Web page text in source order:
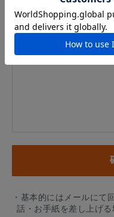
内容
※商品に関するお問い合
わせの場合には、お住ま
・基本的にはメールにて
話・お手紙を差し上げる